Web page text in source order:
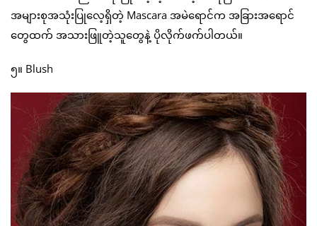
အများစုအသုံးပြုလေ့ရှိတဲ့ Mascara အမဲရောင်က အခြားအရောင်
တွေထက် အသားဖြူတဲ့သူတွေနဲ့ ပိုလိုက်ဖက်ပါတယ်။
၅။ Blush